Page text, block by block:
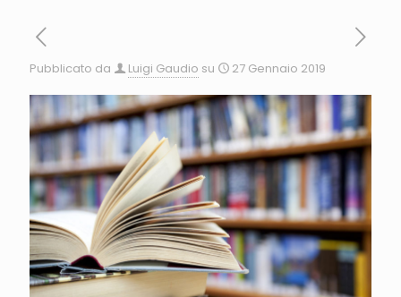
Pubblicato da Luigi Gaudio su 27 Gennaio 2019